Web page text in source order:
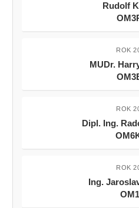
Rudolf
ROK
MUDr.
ROK
Dipl. Ing.
ROK
Ing.